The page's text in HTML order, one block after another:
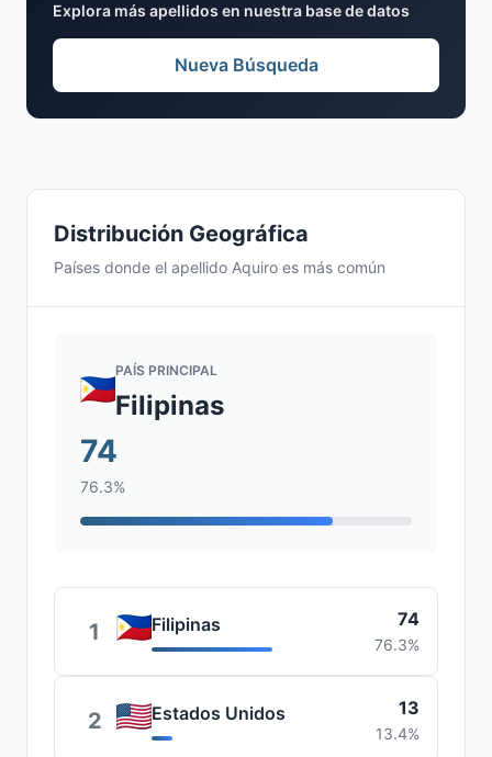
Distribución Geográfica
Países donde el apellido Aquiro es más común
PAÍS PRINCIPAL
Filipinas
74
76.3%
1 Filipinas 74
76.3%
2 Estados Unidos 13
13.4%
Explora más apellidos en nuestra base de datos
Nueva Búsqueda